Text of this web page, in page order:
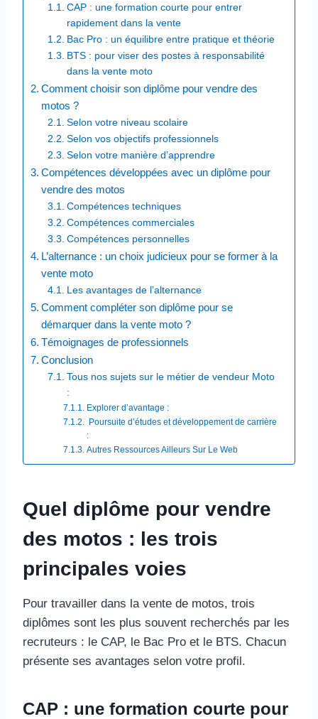
CAP : une formation courte pour entrer
rapidement dans la vente
Bac Pro : un équilibre entre pratique et théorie
BTS : pour viser des postes à responsabilité
dans la vente moto
Comment choisir son diplôme pour vendre des
motos ?
Selon votre niveau scolaire
Selon vos objectifs professionnels
Selon votre manière d’apprendre
Compétences développées avec un diplôme pour
vendre des motos
Compétences techniques
Compétences commerciales
Compétences personnelles
L’alternance : un choix judicieux pour se former à la
vente moto
Les avantages de l’alternance
Comment compléter son diplôme pour se
démarquer dans la vente moto ?
Témoignages de professionnels
Conclusion
Tous nos sujets sur le métier de vendeur Moto
:
Explorer d’avantage :
Poursuite d’études et développement de carrière
: ​
Autres Ressources Ailleurs Sur Le Web​
Quel diplôme pour vendre
des motos : les trois
principales voies
Pour travailler dans la vente de motos, trois
diplômes sont les plus souvent recherchés par les
recruteurs : le CAP, le Bac Pro et le BTS. Chacun
présente ses avantages selon votre profil.
CAP : une formation courte pour